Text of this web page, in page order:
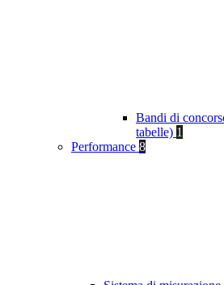
Bandi di
tabelle) 1
Performance 8